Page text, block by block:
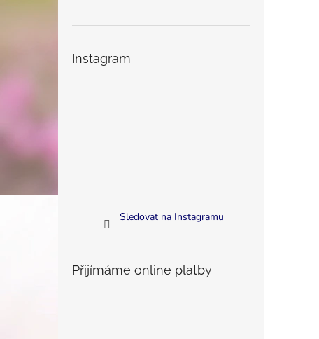
Instagram
Sledovat na Instagramu
Přijímáme online platby